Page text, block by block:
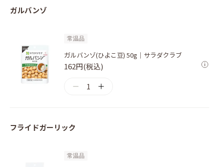
ガルバンゾ
常温品
ガルバンゾ(ひよこ豆) 50g｜サラダクラブ
162円(税込)
1
フライドガーリック
常温品